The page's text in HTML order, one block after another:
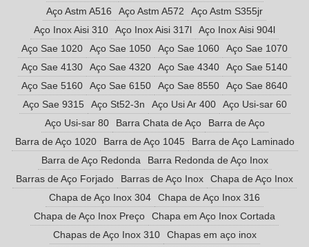
Aço Astm A516
Aço Astm A572
Aço Astm S355jr
Aço Inox Aisi 310
Aço Inox Aisi 317l
Aço Inox Aisi 904l
Aço Sae 1020
Aço Sae 1050 Aço Sae 1060
Aço Sae 1070
Aço Sae 4130
Aço Sae 4320 Aço Sae 4340
Aço Sae 5140
Aço Sae 5160
Aço Sae 6150 Aço Sae 8550
Aço Sae 8640
Aço Sae 9315
Aço St52-3n Aço Usi Ar 400
Aço Usi-sar 60
Aço Usi-sar 80
Barra Chata de Aço
Barra de Aço
Barra de Aço 1020
Barra de Aço 1045
Barra de Aço Laminado
Barra de Aço Redonda
Barra Redonda de Aço Inox
Barras de Aço Forjado
Barras de Aço Inox
Chapa de Aço Inox
Chapa de Aço Inox 304
Chapa de Aço Inox 316
Chapa de Aço Inox Preço
Chapa em Aço Inox Cortada
Chapas de Aço Inox 310
Chapas em aço inox